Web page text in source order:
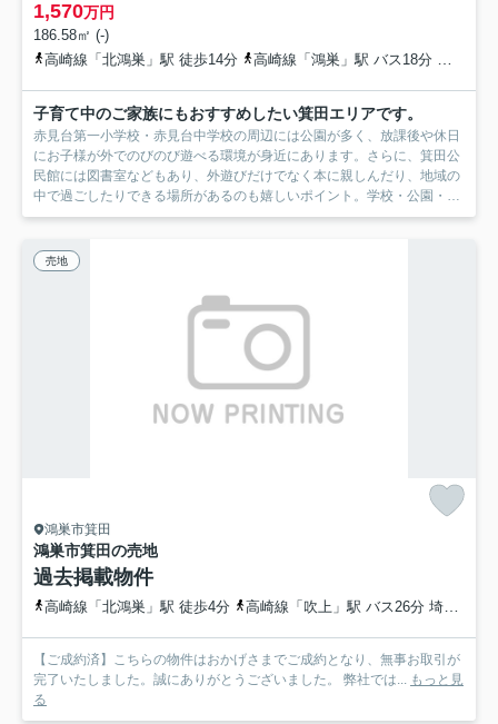
1,570万円
186.58㎡ (-)
高崎線「北鴻巣」駅 徒歩14分
高崎線「鴻巣」駅 バス18分 埼玉県鴻巣市「満願寺入口（鴻巣市）」 停歩3分
子育て中のご家族にもおすすめしたい箕田エリアです。
赤見台第一小学校・赤見台中学校の周辺には公園が多く、放課後や休日
にお子様が外でのびのび遊べる環境が身近にあります。さらに、箕田公
民館には図書室などもあり、外遊びだけでなく本に親しんだり、地域の
中で過ごしたりできる場所があるのも嬉しいポイント。学校・公園・公
民館が生活圏にあることで、日々の子育てのイメージがしやすい住環境
売地
鴻巣市箕田
鴻巣市箕田の売地
過去掲載物件
高崎線「北鴻巣」駅 徒歩4分 高崎線「吹上」駅 バス26分 埼玉県鴻巣市「赤見台第二小前」 停歩6分
【ご成約済】こちらの物件はおかげさまでご成約となり、無事お取引が
完了いたしました。誠にありがとうございました。 弊社では... もっと見
る